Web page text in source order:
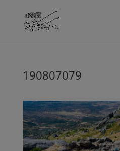
190807079